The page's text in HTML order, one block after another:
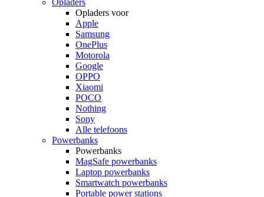
Opladers
Opladers voor
Apple
Samsung
OnePlus
Motorola
Google
OPPO
Xiaomi
POCO
Nothing
Sony
Alle telefoons
Powerbanks
Powerbanks
MagSafe powerbanks
Laptop powerbanks
Smartwatch powerbanks
Portable power stations